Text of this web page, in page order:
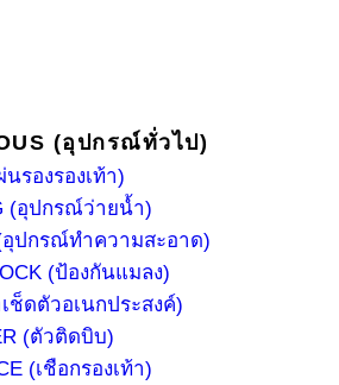
(อุปกรณ์ทั่วไป)
นรองรองเท้า)
(อุปกรณ์ว่ายน้ำ)
อุปกรณ์ทำความสะอาด)
(ป้องกันแมลง)
ช็ดตัวอเนกประสงค์)
(ตัวติดบิบ)
(เชือกรองเท้า)